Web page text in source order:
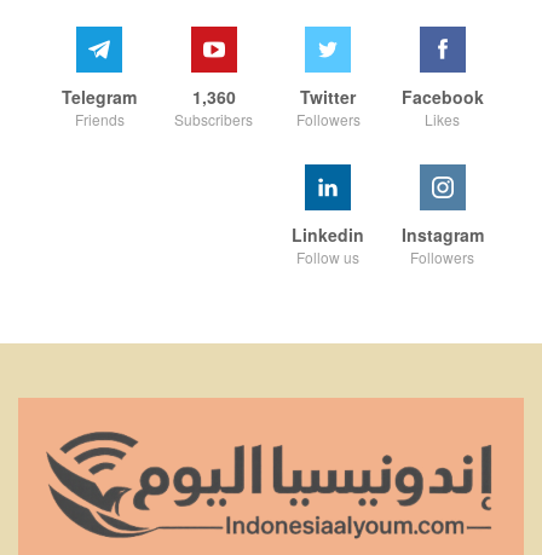
Facebook
Likes
Twitter
Followers
1,360
Subscribers
Telegram
Friends
Instagram
Followers
Linkedin
Follow us